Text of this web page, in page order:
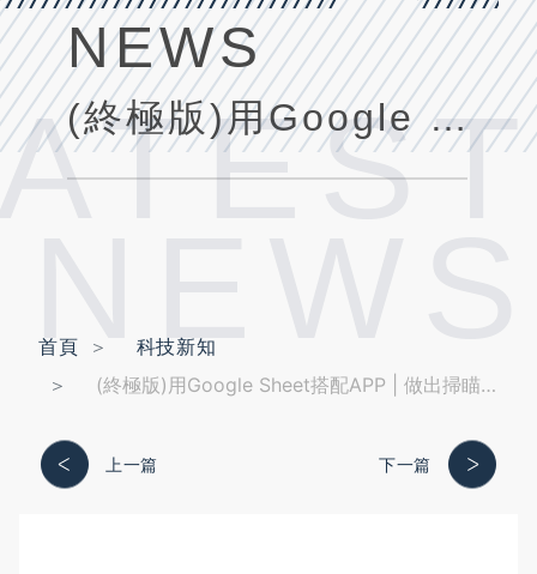
NEWS
(終極版)用Google Sheet搭配APP | 做出掃瞄QR code報到系統 part2
首頁
科技新知
(終極版)用Google Sheet搭配APP | 做出掃瞄QR code報到系統 part2
上一篇 下一篇